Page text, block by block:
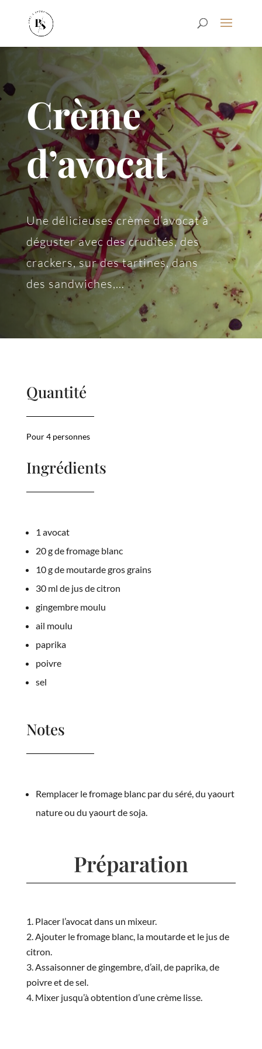
Crème
d’avocat
Une délicieuses crème d’avocat à
déguster avec des crudités, des
crackers, sur des tartines, dans
des sandwiches,…
Quantité
Pour 4 personnes
Ingrédients
1 avocat
20 g de fromage blanc
10 g de moutarde gros grains
30 ml de jus de citron
gingembre moulu
ail moulu
paprika
poivre
sel
Notes
Remplacer le fromage blanc par du séré, du yaourt
nature ou du yaourt de soja.
Préparation
Placer l’avocat dans un mixeur.
Ajouter le fromage blanc, la moutarde et le jus de
citron.
Assaisonner de gingembre, d’ail, de paprika, de
poivre et de sel.
Mixer jusqu’à obtention d’une crème lisse.